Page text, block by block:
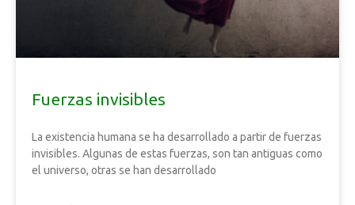
Fuerzas invisibles
La existencia humana se ha desarrollado a partir de fuerzas
invisibles. Algunas de estas fuerzas, son tan antiguas como
el universo, otras se han desarrollado